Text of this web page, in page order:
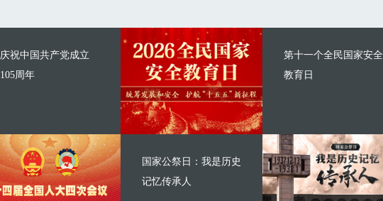
庆祝中国共产党成立
105周年
第十一个全民国家安全
教育日
国家公祭日：我是历史
记忆传承人